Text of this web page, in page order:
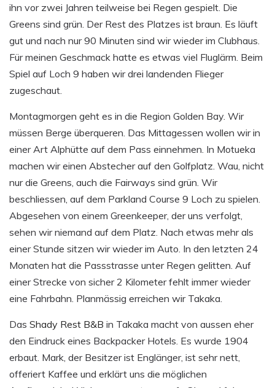
ihn vor zwei Jahren teilweise bei Regen gespielt. Die
Greens sind grün. Der Rest des Platzes ist braun. Es läuft
gut und nach nur 90 Minuten sind wir wieder im Clubhaus.
Für meinen Geschmack hatte es etwas viel Fluglärm. Beim
Spiel auf Loch 9 haben wir drei landenden Flieger
zugeschaut.
Montagmorgen geht es in die Region Golden Bay. Wir
müssen Berge überqueren. Das Mittagessen wollen wir in
einer Art Alphütte auf dem Pass einnehmen. In Motueka
machen wir einen Abstecher auf den Golfplatz. Wau, nicht
nur die Greens, auch die Fairways sind grün. Wir
beschliessen, auf dem Parkland Course 9 Loch zu spielen.
Abgesehen von einem Greenkeeper, der uns verfolgt,
sehen wir niemand auf dem Platz. Nach etwas mehr als
einer Stunde sitzen wir wieder im Auto. In den letzten 24
Monaten hat die Passstrasse unter Regen gelitten. Auf
einer Strecke von sicher 2 Kilometer fehlt immer wieder
eine Fahrbahn. Planmässig erreichen wir Takaka.
Das Shady Rest B&B in Takaka macht von aussen eher
den Eindruck eines Backpacker Hotels. Es wurde 1904
erbaut. Mark, der Besitzer ist Englänger, ist sehr nett,
offeriert Kaffee und erklärt uns die möglichen